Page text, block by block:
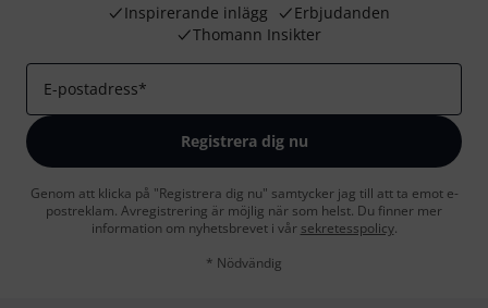
Inspirerande inlägg
Erbjudanden
Thomann Insikter
E-postadress*
Registrera dig nu
Genom att klicka på "Registrera dig nu" samtycker jag till att ta emot e-
postreklam. Avregistrering är möjlig när som helst. Du finner mer
information om nyhetsbrevet i vår sekretesspolicy.
* Nödvändig